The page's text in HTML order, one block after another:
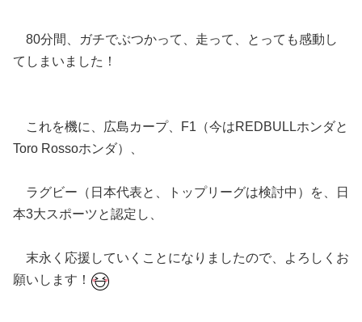
80分間、ガチでぶつかって、走って、とっても感動し
てしまいました！
これを機に、広島カープ、F1（今はREDBULLホンダと
Toro Rossoホンダ）、
ラグビー（日本代表と、トップリーグは検討中）を、日
本3大スポーツと認定し、
末永く応援していくことになりましたので、よろしくお
願いします！